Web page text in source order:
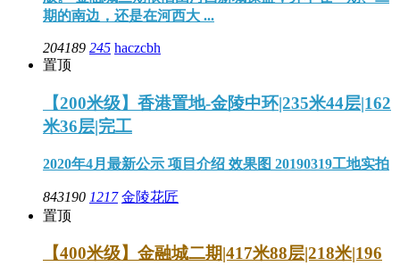
期的南边，还是在河西大 ...
204189 245 haczcbh
置顶
【200米级】香港置地-金陵中环|235米44层|162
米36层|完工
2020年4月最新公示 项目介绍 效果图 20190319工地实拍
843190 1217 金陵花匠
置顶
【400米级】金融城二期|417米88层|218米|196